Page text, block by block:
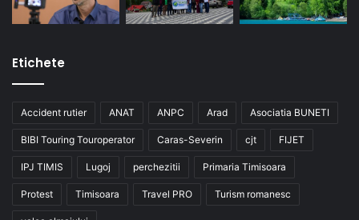
Etichete
Accident rutier ANAT ANPC Arad Asociatia BUNETI
BIBI Touring Touroperator Caras-Severin cjt FIJET
IPJ TIMIS Lugoj perchezitii Primaria Timisoara
Protest Timisoara Travel PRO Turism romanesc